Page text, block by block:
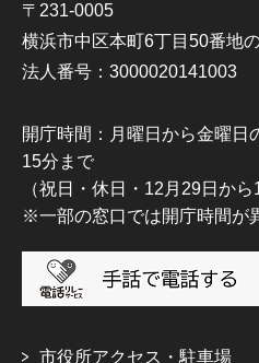
〒231-0005
横浜市中区本町6丁目50番地
法人番号：3000020141003
開庁時間：月曜日から金曜日
15分まで
（祝日・休日・12月29日から
※一部の窓口では開庁時間が
市役所アクセス・駐車場